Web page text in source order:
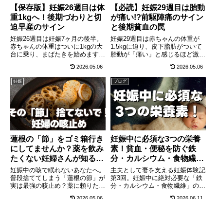
【保存版】妊娠26週目は体
重1kgへ！後期づわりと切
迫早産のサイン
妊娠26週目は妊娠7ヶ月の後半。
赤ちゃんの体重はついに1kgの大
台に乗り、まばたきを始めます！
「後期づわり」や息切れに悩まさ
れる時期。生理的なお腹の張りと
切迫早産の危険なサインの見分け
方、今の時期必須のケアについて
徹底解説します。
2026.05.06
【必読】妊娠29週目は胎動
が痛い!?前駆陣痛のサイン
と後期貧血の罠
妊娠29週目は赤ちゃんの体重が
1.5kgに迫り、皮下脂肪がついて
胎動が「痛い」と感じるほど激し
起こす後期貧血の対策、出産の予
行練習である「前駆陣痛」と危険
な切迫早産の見分け方、ラストス
パートの妊娠線ケアについて徹底
解説します。
2026.05.06
妊娠
蓮根の「節」をゴミ箱行き
にしてませんか？薬を飲み
たくない妊婦さんが知るべ
き、天然の咳止めシロップ
妊娠中の咳で眠れないあなたへ。
普段捨ててしまう「蓮根の節」が
実は最強の咳止め？薬に頼りたく
ブログ
妊娠中に必須な3つの栄養
素！貧血・便秘を防ぐ鉄
分・カルシウム・食物繊維
｜夫の妊娠体験記③
主夫として妻を支える妊娠体験記
第3回。妊娠中に絶対必要な「鉄
分・カルシウム・食物繊維」の重